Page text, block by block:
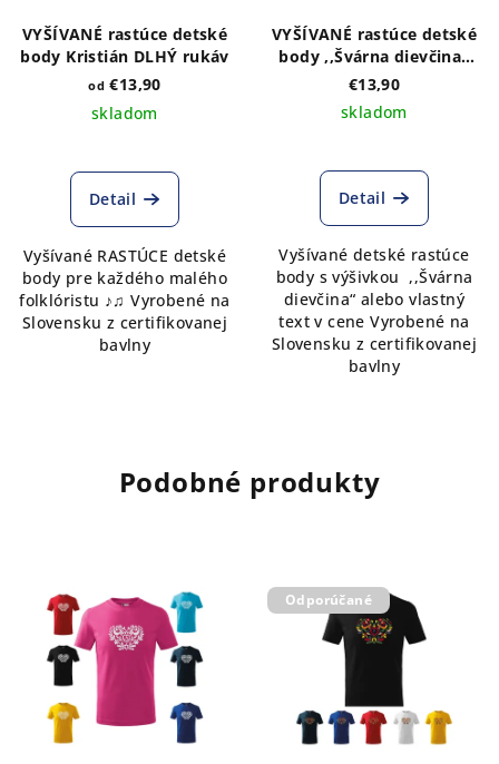
VYŠÍVANÉ rastúce detské
body Kristián DLHÝ rukáv
od €13,90
skladom
Detail
Vyšívané RASTÚCE detské
body pre každého malého
folklóristu ♪♫ Vyrobené na
Slovensku z certifikovanej
bavlny
VYŠÍVANÉ rastúce detské
body ,,Švárna dievčina"
krátky rukáv
€13,90
skladom
Detail
Vyšívané detské rastúce
body s výšivkou ,,Švárna
dievčina“ alebo vlastný
text v cene Vyrobené na
Slovensku z certifikovanej
bavlny
Podobné produkty
Odporúčané